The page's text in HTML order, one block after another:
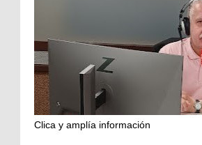
Clica y amplía información